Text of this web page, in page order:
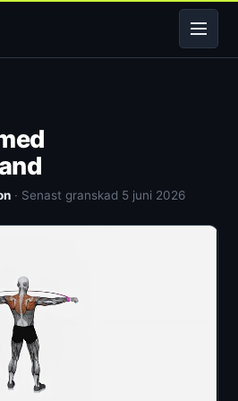
· Senast granskad 5 juni 2026